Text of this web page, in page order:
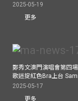
2025-05-19
更多
鄭秀文澳門演唱會第四
歌迷掟紅色Bra上台
2025-05-17
更多